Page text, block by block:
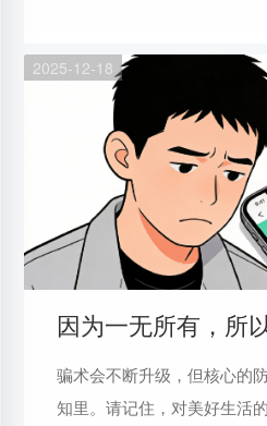
2025-12-18
因为一无所有，所
骗术会不断升级，但核心的
知里。请记住，对美好生活